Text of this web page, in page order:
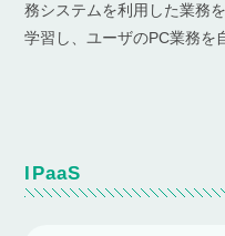
務システムを利用した業務
学習し、ユーザのPC業務を
IPaaS